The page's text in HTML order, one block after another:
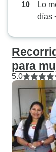
Lo
días
para
5.0